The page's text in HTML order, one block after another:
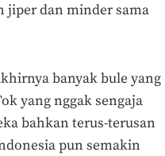
jiper dan minder sama
banyak bule yang
yang nggak sengaja
bahkan terus-terusan
pun semakin